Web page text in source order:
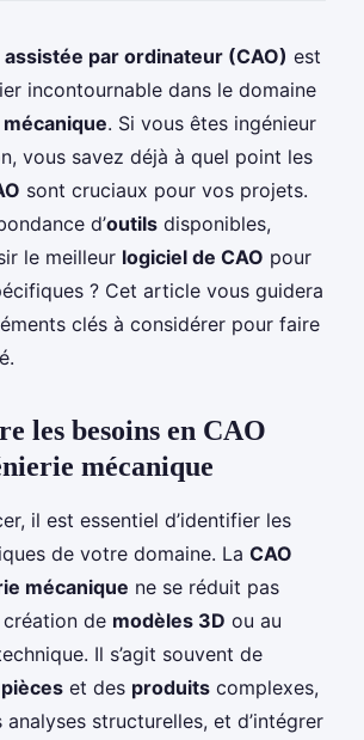
par ordinateur (CAO) est
incontournable dans le domaine
. Si vous êtes ingénieur
vous savez déjà à quel point les
sont cruciaux pour vos projets.
d’outils disponibles,
le meilleur logiciel de CAO pour
? Cet article vous guidera
clés à considérer pour faire
les besoins en CAO
mécanique
il est essentiel d’identifier les
de votre domaine. La CAO
mécanique ne se réduit pas
de modèles 3D ou au
Il s’agit souvent de
pièces et des produits complexes,
analyses structurelles, et d’intégrer